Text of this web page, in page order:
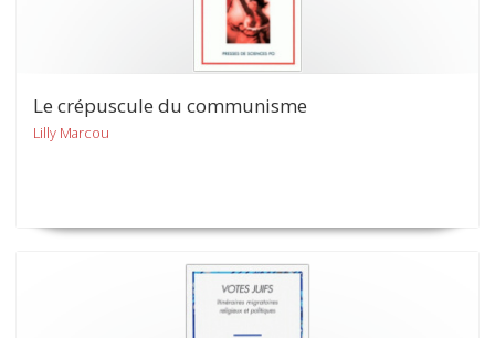
Le crépuscule du communisme
Lilly Marcou